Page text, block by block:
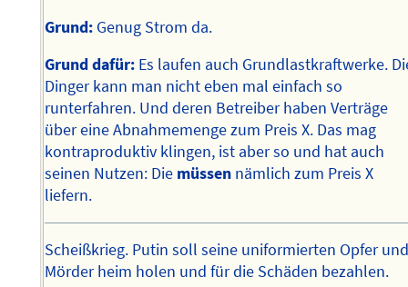
Grund: Genug Strom da.
Grund dafür: Es laufen auch Grundlastkraftwerke.
Dinger kann man nicht eben mal einfach so
runterfahren. Und deren Betreiber haben Verträge
über eine Abnahmemenge zum Preis X. Das mag
kontraproduktiv klingen, ist aber so und hat auch
seinen Nutzen: Die müssen nämlich zum Preis X
liefern.
Scheißkrieg. Putin soll seine uniformierten Opfer
Mörder heim holen und für die Schäden bezahlen.